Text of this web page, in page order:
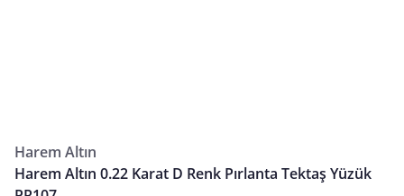
Harem Altın
Harem Altın 0.22 Karat D Renk Pırlanta Tektaş Yüzük